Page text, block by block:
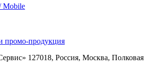
Mobile
промо-продукция
127018, Россия, Москва, Полковая